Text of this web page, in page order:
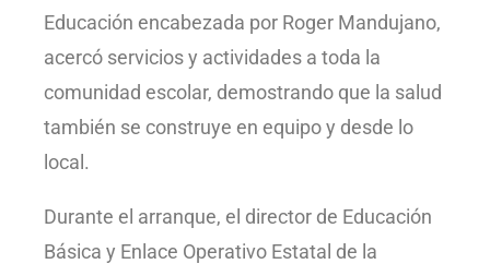
Educación encabezada por Roger Mandujano,
acercó servicios y actividades a toda la
comunidad escolar, demostrando que la salud
también se construye en equipo y desde lo
local.
Durante el arranque, el director de Educación
Básica y Enlace Operativo Estatal de la